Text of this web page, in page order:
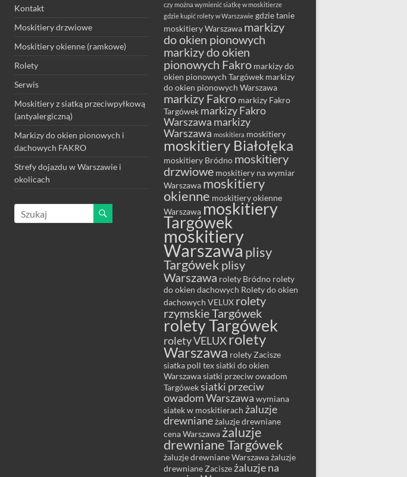
Kontakt
Moskitiery drzwiowe
Moskitiery okienne (ramkowe)
Rolety
Serwis
Moskitiery z siatką przeciwpyłkową
(antyalergiczną)
Markizy do okien pionowych i
dachowych FAKRO
Strefy dojazdu w Warszawie i
okolicach
czy można wymienić siatkę w moskitierze
gdzie kupić rolety w Warszawie gdzie tanie
moskitiery Warszawa markizy
do okien pionowych
markizy do okien
pionowych Fakro markizy do
okien pionowych Targówek markizy
do okien pionowych Warszawa
markizy Fakro markizy Fakro
Targówek markizy Fakro
Warszawa markizy
Warszawa moskitiera moskitiery
moskitiery Białołęka
moskitiery Bródno moskitiery
drzwiowe moskitiery na wymiar
Warszawa moskitiery
okienne moskitiery okienne
Warszawa moskitiery
Targówek
moskitiery
Warszawa plisy
Targówek plisy
Warszawa rolety Bródno rolety
do okien dachowych Rolety do okien
dachowych VELUX rolety
rzymskie Targówek
rolety Targówek
rolety VELUX rolety
Warszawa rolety Zacisze
siatka poll tex siatki do okien
Warszawa siatki przeciw owadom
Targówek siatki przeciw
owadom Warszawa wymiana
siatek w moskitierach żaluzje
drewniane żaluzje drewniane
cena Warszawa żaluzje
drewniane Targówek
żaluzje drewniane Warszawa żaluzje
drewniane Zacisze żaluzje na